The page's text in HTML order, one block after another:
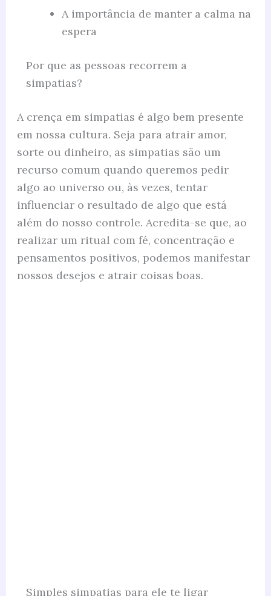
A importância de manter a calma na
espera
Por que as pessoas recorrem a
simpatias?
A crença em simpatias é algo bem presente
em nossa cultura. Seja para atrair amor,
sorte ou dinheiro, as simpatias são um
recurso comum quando queremos pedir
algo ao universo ou, às vezes, tentar
influenciar o resultado de algo que está
além do nosso controle. Acredita-se que, ao
realizar um ritual com fé, concentração e
pensamentos positivos, podemos manifestar
nossos desejos e atrair coisas boas.
Simples simpatias para ele te ligar